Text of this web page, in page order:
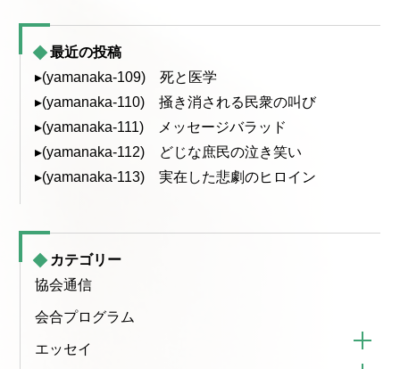
最近の投稿
▸(yamanaka-109) 死と医学
▸(yamanaka-110) 掻き消される民衆の叫び
▸(yamanaka-111) メッセージバラッド
▸(yamanaka-112) どじな庶民の泣き笑い
▸(yamanaka-113) 実在した悲劇のヒロイン
カテゴリー
協会通信
会合プログラム
エッセイ